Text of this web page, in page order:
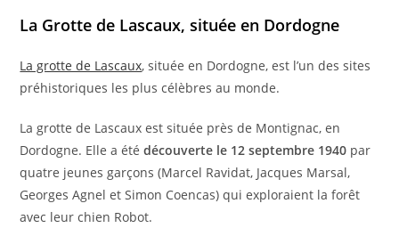
La Grotte de Lascaux, située en Dordogne
La grotte de Lascaux, située en Dordogne, est l’un des sites
préhistoriques les plus célèbres au monde.
La grotte de Lascaux est située près de Montignac, en
Dordogne. Elle a étédécouverte le 12 septembre 1940 par
quatre jeunes garçons (Marcel Ravidat, Jacques Marsal,
Georges Agnel et Simon Coencas) qui exploraient la forêt
avec leur chien Robot.